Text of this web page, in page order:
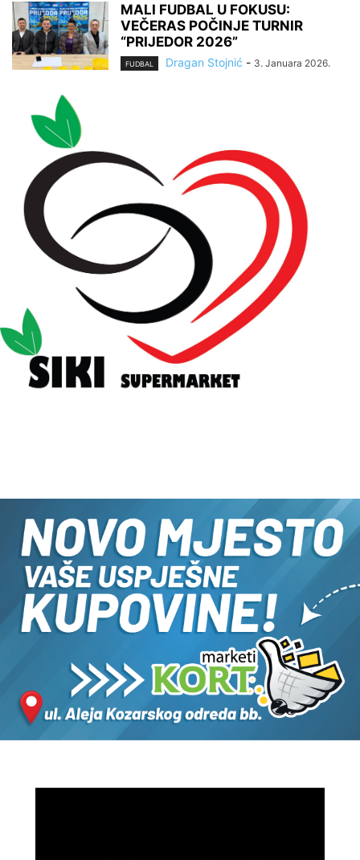
MALI FUDBAL U FOKUSU:
VEČERAS POČINJE TURNIR
“PRIJEDOR 2026”
FUDBAL Dragan Stojnić - 3. Januara 2026.